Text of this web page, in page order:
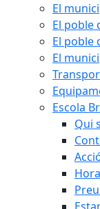
El
El poble
El poble
El
Escola
Qui